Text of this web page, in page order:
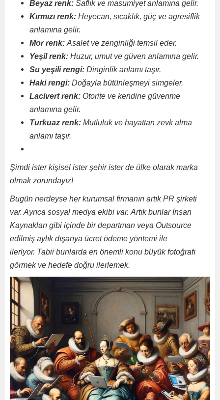
Beyaz renk: Saflık ve masumiyet anlamına gelir.
Kırmızı renk: Heyecan, sıcaklık, güç ve agresiflik
anlamına gelir.
Mor renk: Asalet ve zenginliği temsil eder.
Yeşil renk: Huzur, umut ve güven anlamına gelir.
Su yeşili rengi: Dinginlik anlamı taşır.
Haki rengi: Doğayla bütünleşmeyi simgeler.
Lacivert renk: Otorite ve kendine güvenme
anlamına gelir.
Turkuaz renk: Mutluluk ve hayattan zevk alma
anlamı taşır.
Şimdi ister kişisel ister şehir ister de ülke olarak marka
olmak zorundayız!
Bugün nerdeyse her kurumsal firmanın artık PR şirketi
var. Ayrıca sosyal medya ekibi var. Artık bunlar İnsan
Kaynakları gibi içinde bir departman veya Outsource
edilmiş aylık dışarıya ücret ödeme yöntemi ile
ilerlyor. Tabii bunlarda en önemli konu büyük fotoğrafı
görmek ve hedefe doğru ilerlemek.